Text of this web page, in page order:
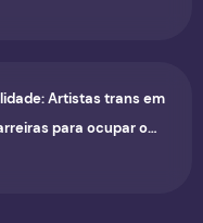
Artistas trans em
para ocupar o